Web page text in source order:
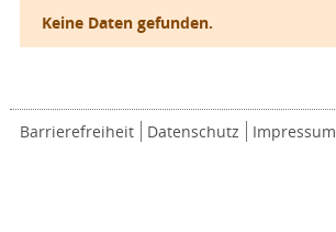
Keine Daten gefunden.
Barrierefreiheit Datenschutz Impressum